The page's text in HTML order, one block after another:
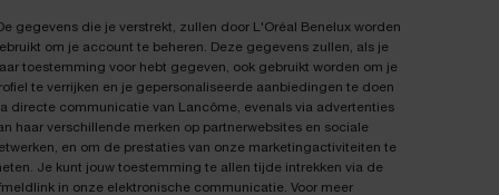
gegevens die je verstrekt, zullen door L'Oréal Benelux worden
om je account te beheren. Deze gegevens zullen, als je
toestemming voor hebt gegeven, ook gebruikt worden om je
te verrijken en je gepersonaliseerde aanbiedingen te doen
directe communicatie van Lancôme, evenals via advertenties
haar verschillende merken op partnerwebsites en sociale
en om de prestaties van onze marketingactiviteiten te
Je kunt jouw toestemming te allen tijde intrekken via de
in onze elektronische communicatie. Voor meer